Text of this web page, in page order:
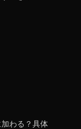
わる？具体